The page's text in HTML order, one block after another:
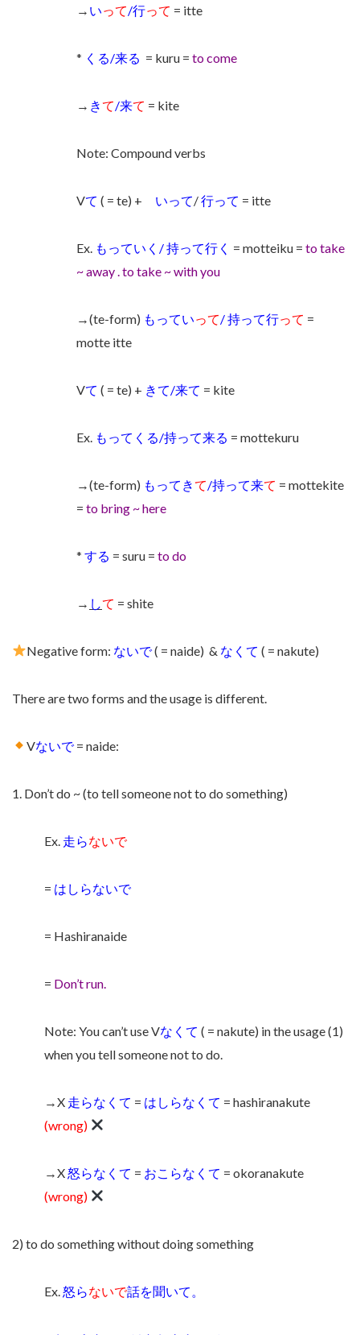
→ いって/行って = itte
* くる/来る = kuru = to come
→ きて/来て = kite
Note: Compound verbs
Vて ( = te) + いって/行って = itte
Ex. もっていく/ 持って行く = motteiku = to take
~ away . to take ~ with you
→(te-form) もっていって/ 持って行って =
motte itte
Vて ( = te) + きて/来て = kite
Ex. もってくる/持って来る = mottekuru
→(te-form) もって きて/持って来て = mottekite
= to bring ~ here
* する = suru = to do
→ して = shite
Negative form: ないで( = naide) & なくて ( = nakute)
There are two forms and the usage is different.
Vないで= naide:
1. Don’t do ~ (to tell someone not to do something)
Ex. 走らないで
= はしらないで
= Hashiranaide
= Don’t run.
Note: You can’t use Vなくて ( = nakute) in the usage (1)
when you tell someone not to do.
→X 走らなくて = はしらなくて = hashiranakute
(wrong)
→X怒らなくて = おこらなくて = okoranakute
(wrong)
2) to do something without doing something
Ex. 怒らないで話を聞いて。